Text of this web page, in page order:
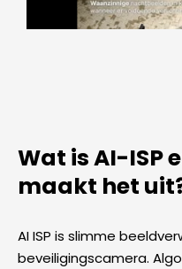
Wat is AI-ISP
maakt het
AI ISP is slimme
beveiligingscamera.